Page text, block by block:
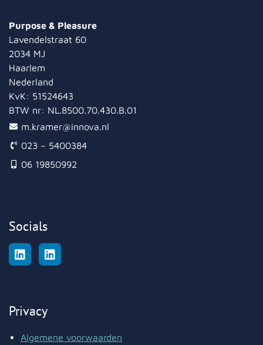
Purpose & Pleasure
Lavendelstraat 60
2034 MJ
Haarlem
Nederland
m.kramer@innova.nl
023 – 5400384
06 19850992
KvK: 51524643
BTW nr: NL.8500.70.430.B.01
Socials
Privacy
Algemene voorwaarden